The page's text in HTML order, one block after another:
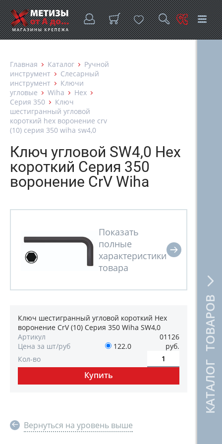
КАТАЛОГ ТОВАРОВ
Главная Каталог
Ручной
инструмент
Слесарный
инструмент
Ключи
угловые
Wiha
Hex
Серия 350
Ключ
шестигранный угловой
короткий hex воронение crv
(10) серия 350 wiha sw4,0
Ключ угловой SW4,0 Hex
короткий Серия 350
воронение CrV Wiha
Ключ шестигранный угловой короткий Hex
воронение CrV (10) Серия 350 Wiha SW4,0
Артикул
01126
Цена за шт/руб
122.0
руб.
Кол-во
Вернуться на уровень выше